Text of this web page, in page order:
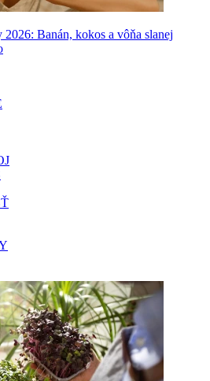
Banán, kokos a vôňa slanej